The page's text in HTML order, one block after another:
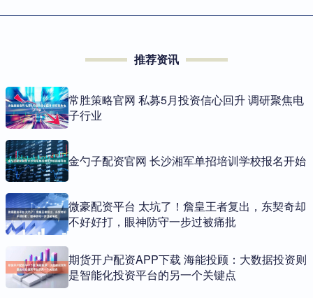
推荐资讯
常胜策略官网 私募5月投资信心回升 调研聚焦电
子行业
金勺子配资官网 长沙湘军单招培训学校报名开始
微豪配资平台 太坑了！詹皇王者复出，东契奇却
不好好打，眼神防守一步过被痛批
期货开户配资APP下载 海能投顾：大数据投资则
是智能化投资平台的另一个关键点